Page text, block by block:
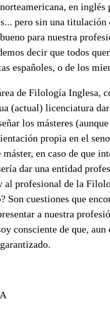
en inglés
pero sin una
para nuestra
decir que todos
españoles, o de los
de Filología Inglesa,
(actual) licenciatura
los másteres
propia en el
en caso de que
dar una entidad
profesional de la
Son cuestiones que
a nuestra
consciente de que,